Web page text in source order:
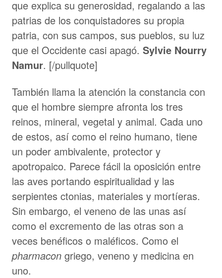
que explica su generosidad, regalando a las
patrias de los conquistadores su propia
patria, con sus campos, sus pueblos, su luz
que el Occidente casi apagó. Sylvie Nourry
Namur. [/pullquote]
También llama la atención la constancia con
que el hombre siempre afronta los tres
reinos, mineral, vegetal y animal. Cada uno
de estos, así como el reino humano, tiene
un poder ambivalente, protector y
apotropaico. Parece fácil la oposición entre
las aves portando espiritualidad y las
serpientes ctonias, materiales y mortíeras.
Sin embargo, el veneno de las unas así
como el excremento de las otras son a
veces benéficos o maléficos. Como el
pharmacon griego, veneno y medicina en
uno.